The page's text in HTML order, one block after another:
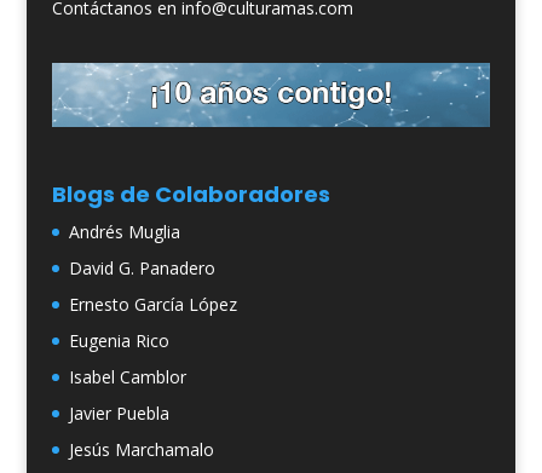
Contáctanos en info@culturamas.com
Blogs de Colaboradores
Andrés Muglia
David G. Panadero
Ernesto García López
Eugenia Rico
Isabel Camblor
Javier Puebla
Jesús Marchamalo